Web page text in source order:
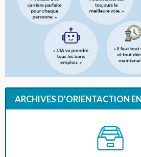
ARCHIVES D’ORIENTACTION